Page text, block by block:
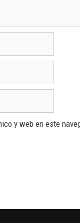
y web en este